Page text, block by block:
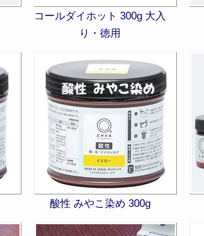
コールダイホット 300g 大入
り・徳用
酸性 みやこ染め 300g